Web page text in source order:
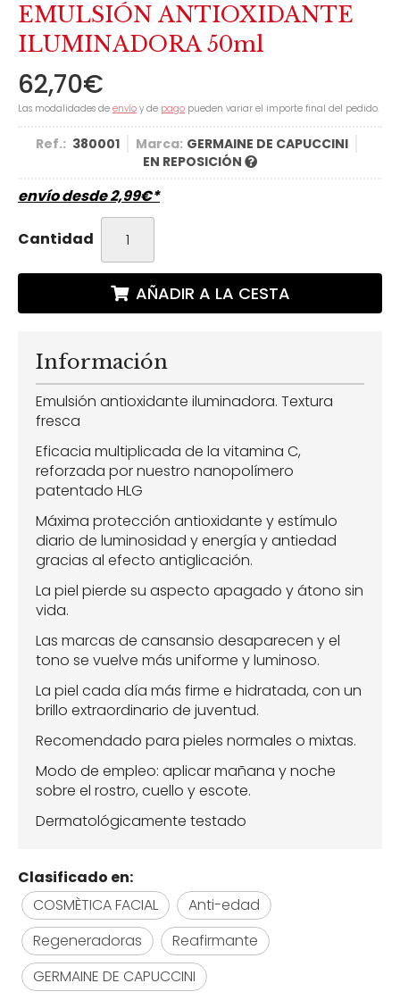
EMULSIÓN ANTIOXIDANTE
ILUMINADORA 50ml
62,70€
Las modalidades de envío y de pago pueden variar el importe final del pedido.
Ref.: 380001 Marca: GERMAINE DE CAPUCCINI
EN REPOSICIÓN
envío desde2,99€*
Cantidad
AÑADIR A LA CESTA
Información
Emulsión antioxidante iluminadora. Textura
fresca
Eficacia multiplicada de la vitamina C,
reforzada por nuestro nanopolímero
patentado HLG
Máxima protección antioxidante y estímulo
diario de luminosidad y energía y antiedad
gracias al efecto antiglicación.
La piel pierde su aspecto apagado y átono sin
vida.
Las marcas de cansansio desaparecen y el
tono se vuelve más uniforme y luminoso.
La piel cada día más firme e hidratada, con un
brillo extraordinario de juventud.
Recomendado para pieles normales o mixtas.
Modo de empleo: aplicar mañana y noche
sobre el rostro, cuello y escote.
Dermatológicamente testado
Clasificado en:
COSMÈTICA FACIAL
Anti-edad
Regeneradoras
Reafirmante
GERMAINE DE CAPUCCINI